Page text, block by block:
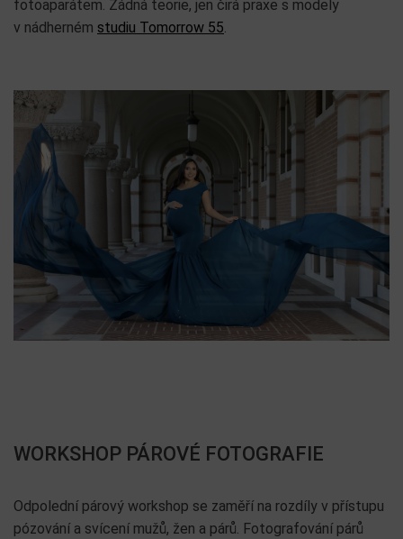
fotoaparátem. Žádná teorie, jen čirá praxe s modely
v nádherném studiu Tomorrow 55.
WORKSHOP PÁROVÉ FOTOGRAFIE
Odpolední párový workshop se zaměří na rozdíly v přístupu
pózování a svícení mužů, žen a párů. Fotografování párů